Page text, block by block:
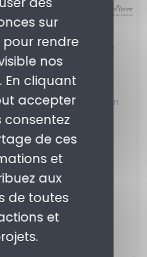
5 rue Las Cases 75007
Claude Alphandéry
: hier,
de 9h à 17h, à l’occasion
sociale et solidaire et
sur
rendre
nos
En cliquant
accepter
consentez
de ces
et
aux
de toutes
et